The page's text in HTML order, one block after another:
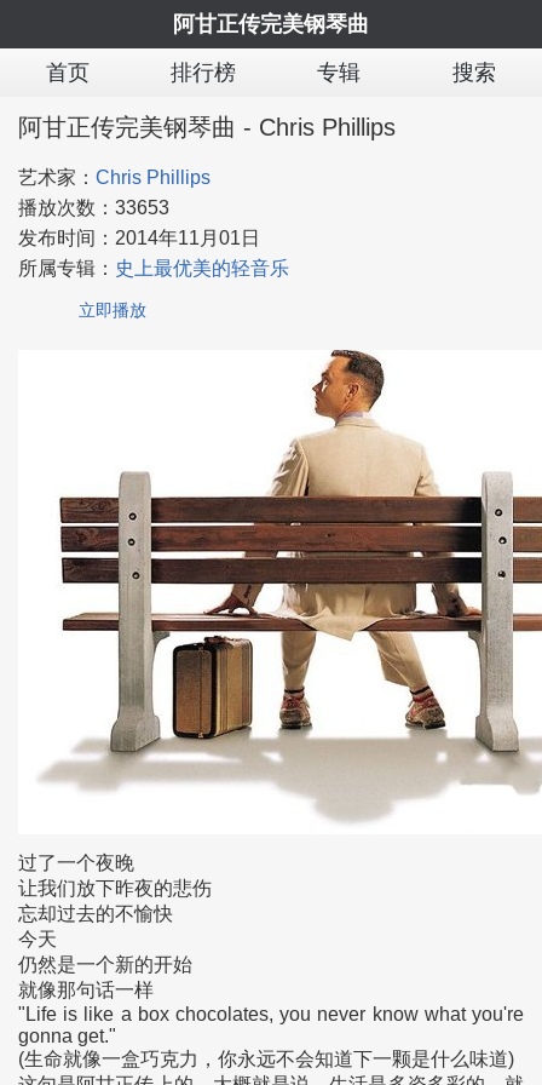
阿甘正传完美钢琴曲
首页
排行榜 专辑 搜索
阿甘正传完美钢琴曲 - Chris Phillips
艺术家： Chris Phillips
播放次数： 33653
发布时间： 2014年11月01日
所属专辑： 史上最优美的轻音乐
立即播放
过了一个夜晚
让我们放下昨夜的悲伤
忘却过去的不愉快
今天
仍然是一个新的开始
就像那句话一样
"Life is like a box chocolates, you never know what you're
gonna get."
(生命就像一盒巧克力，你永远不会知道下一颗是什么味道)